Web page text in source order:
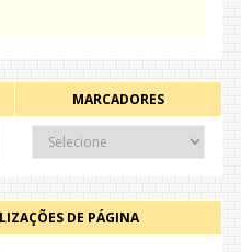
MARCADORES
DE PÁGINA